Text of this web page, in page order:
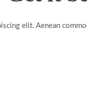
elit. Aenean